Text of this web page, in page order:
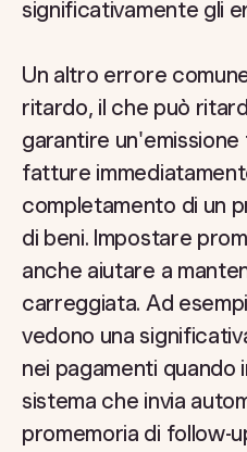
significativamente gli
Un altro errore
ritardo, il che può
garantire un'emissione
fatture
completamento di un
di beni. Impostare
anche aiutare a
carreggiata. Ad
vedono una
nei pagamenti quando
sistema che invia
promemoria di follow-